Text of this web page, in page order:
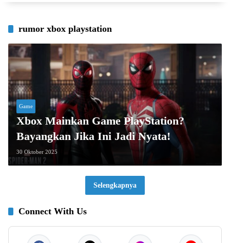
rumor xbox playstation
Game
Xbox Mainkan Game PlayStation?
Bayangkan Jika Ini Jadi Nyata!
30 Oktober 2025
Selengkapnya
Connect With Us